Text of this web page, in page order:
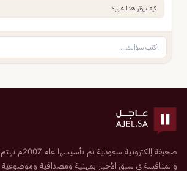
كيف يؤثر هذا علي؟
صحيفة إلكترونية
والمنافسة في سبق الأخبار بمهنية ومصداقية وموضوعية